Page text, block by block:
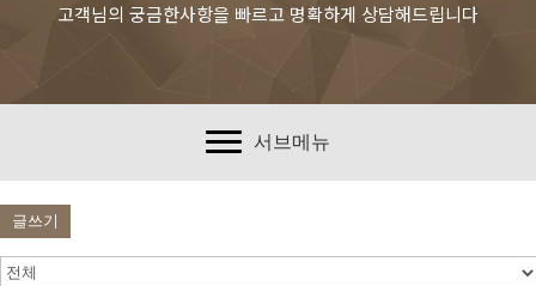
고객님의 궁금한사항을 빠르고 명확하게 상담해드립니다
서브메뉴
글쓰기